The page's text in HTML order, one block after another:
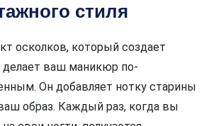
стиля
осколков, который создает
делает ваш маникюр по-
Он добавляет нотку старины
образ. Каждый раз, когда вы